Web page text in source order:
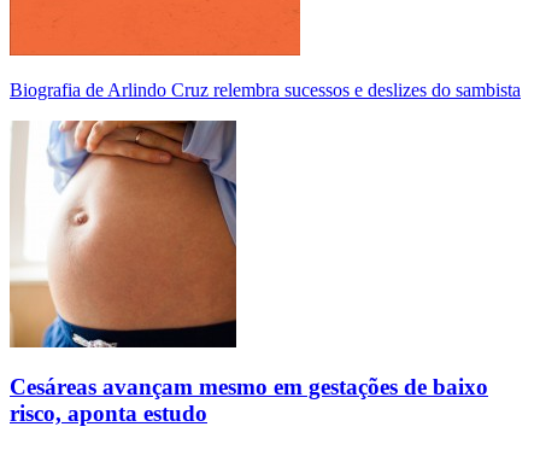
Biografia de Arlindo Cruz relembra sucessos e deslizes do sambista
Cesáreas avançam mesmo em gestações de baixo
risco, aponta estudo